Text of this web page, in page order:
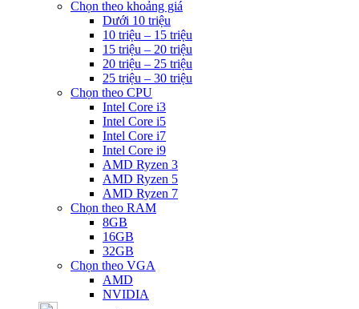
Chọn theo khoảng giá
Dưới 10 triệu
10 triệu – 15 triệu
15 triệu – 20 triệu
20 triệu – 25 triệu
25 triệu – 30 triệu
Chọn theo CPU
Intel Core i3
Intel Core i5
Intel Core i7
Intel Core i9
AMD Ryzen 3
AMD Ryzen 5
AMD Ryzen 7
Chọn theo RAM
8GB
16GB
32GB
Chọn theo VGA
AMD
NVIDIA